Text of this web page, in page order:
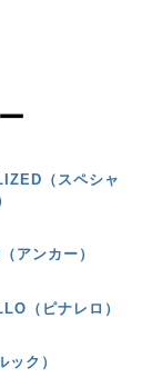
（スペシャ
アンカー）
（ピナレロ）
ック）